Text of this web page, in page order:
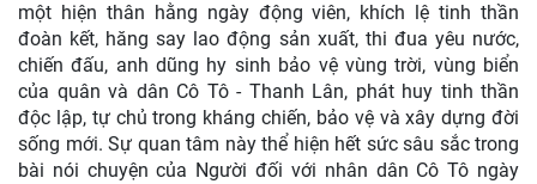
một hiện thân hằng ngày động viên, khích lệ tinh thần
đoàn kết, hăng say lao động sản xuất, thi đua yêu nước,
chiến đấu, anh dũng hy sinh bảo vệ vùng trời, vùng biển
của quân và dân Cô Tô - Thanh Lân, phát huy tinh thần
độc lập, tự chủ trong kháng chiến, bảo vệ và xây dựng đời
sống mới. Sự quan tâm này thể hiện hết sức sâu sắc trong
bài nói chuyện của Người đối với nhân dân Cô Tô ngày